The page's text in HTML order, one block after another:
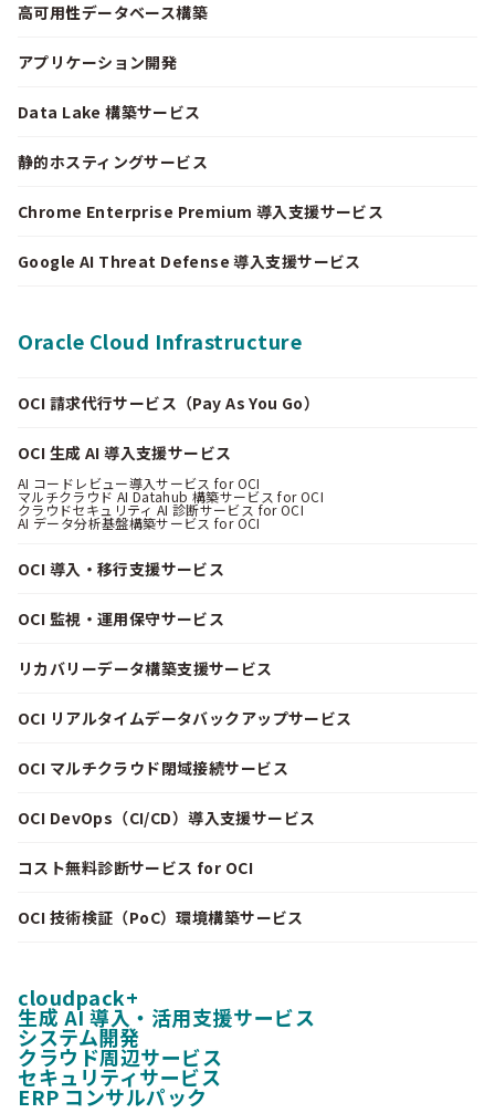
高可用性データベース構築
アプリケーション開発
Data Lake 構築サービス
静的ホスティングサービス
Chrome Enterprise Premium 導入支援サービス
Google AI Threat Defense 導入支援サービス
Oracle Cloud Infrastructure
OCI 請求代行サービス（Pay As You Go）
OCI 生成 AI 導入支援サービス
AI コードレビュー導入サービス for OCI
マルチクラウド AI Datahub 構築サービス for OCI
クラウドセキュリティ AI 診断サービス for OCI
AI データ分析基盤構築サービス for OCI
OCI 導入・移行支援サービス
OCI 監視・運用保守サービス
リカバリーデータ構築支援サービス
OCI リアルタイムデータバックアップサービス
OCI マルチクラウド閉域接続サービス
OCI DevOps（CI/CD）導入支援サービス
コスト無料診断サービス for OCI
OCI 技術検証（PoC）環境構築サービス
cloudpack+
生成 AI 導入・活用支援サービス
システム開発
クラウド周辺サービス
セキュリティサービス
ERP コンサルパック